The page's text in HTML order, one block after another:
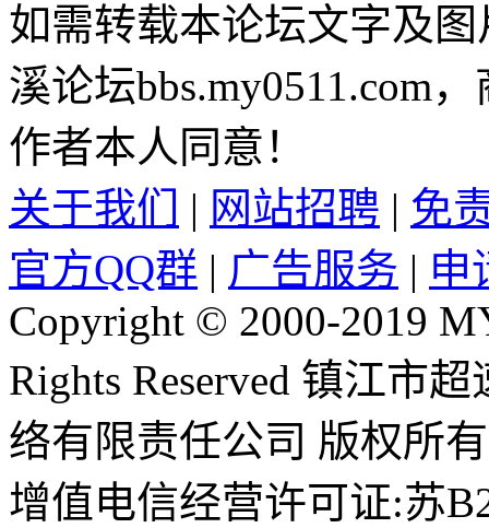
如需转载本论坛文字及
溪论坛bbs.my0511.com
作者本人同意！
关于我们
| 网站招聘 | 免
官方QQ群 | 广告服务 | 申
Copyright © 2000-2019
Rights Reserved 镇江市
络有限责任公司 版权所有
增值电信经营许可证:苏